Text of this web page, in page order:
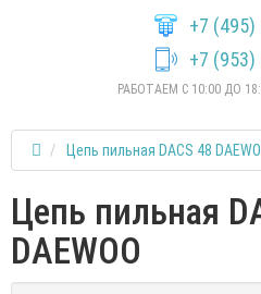
+7
+7
РАБОТАЕМ С 10:00 ДО
Цепь пильная DACS 48
Цепь пильная
DAEWOO